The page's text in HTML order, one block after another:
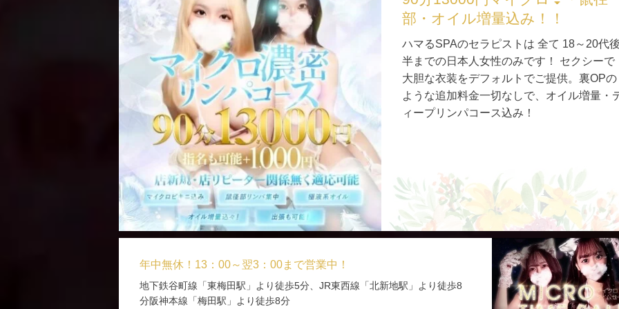
部・オイル増量込み！！
ハマるSPAのセラピストは 全て 18～20代
半までの日本人女性のみです！ セクシーで
大胆な衣装をデフォルトでご提供。裏OPの
ような追加料金一切なしで、オイル増量・
ィープリンパコース込み！
年中無休！13：00～翌3：00まで営業中！
地下鉄谷町線「東梅田駅」より徒歩5分、JR東西線「北新地駅」より徒歩8
分阪神本線「梅田駅」より徒歩8分